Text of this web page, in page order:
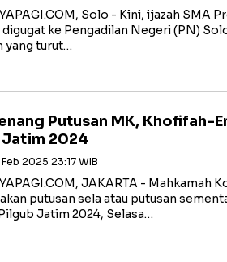
Solo - Kini, ijazah SMA
ke Pengadilan Negeri (PN)
yang turut…
Putusan MK, Khofifah-
2024
2025 23:17 WIB
JAKARTA - Mahkamah
putusan sela atau putusan
Jatim 2024, Selasa…